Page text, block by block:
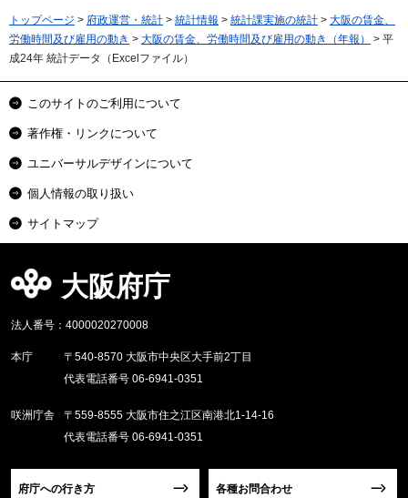
トップページ > 府政運営・統計 > 統計情報 > 統計課実施の統計 > 大阪の賃金、
労働時間及び雇用の動き > 大阪の賃金、労働時間及び雇用の動き（年報）
> 平
成24年 統計データ（Excelファイル）
このサイトのご利用について
著作権・リンクについて
ユニバーサルデザインについて
個人情報の取り扱い
サイトマップ
大阪府庁
法人番号：4000020270008
本庁
〒540-8570 大阪市中央区大手前2丁目
代表電話番号 06-6941-0351
咲洲庁舎
〒559-8555 大阪市住之江区南港北1-14-16
代表電話番号 06-6941-0351
府庁への行き方 各種お問合わせ